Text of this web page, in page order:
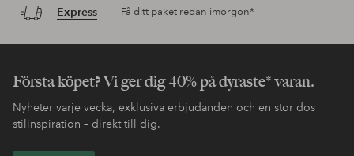
Express Få ditt paket redan imorgon*
Första köpet? Vi ger dig 40% på dyraste* varan.
Nyheter varje vecka, exklusiva erbjudanden och en stor dos
stilinspiration – direkt till dig.